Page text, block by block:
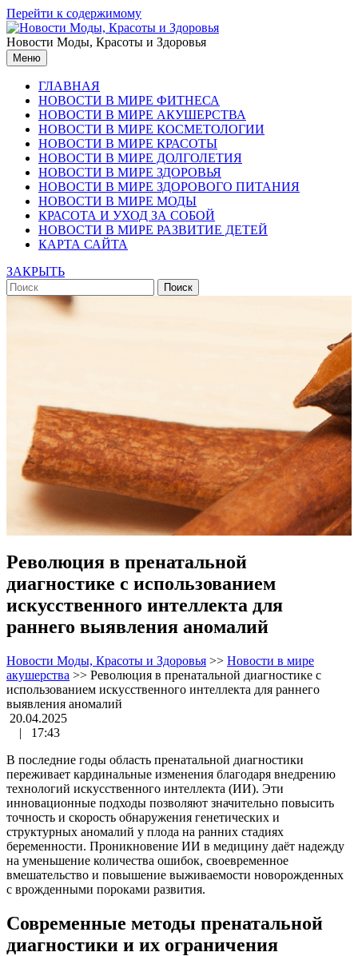
Перейти к содержимому
Новости Моды, Красоты и Здоровья
Меню
ГЛАВНАЯ
НОВОСТИ В МИРЕ ФИТНЕСА
НОВОСТИ В МИРЕ АКУШЕРСТВА
НОВОСТИ В МИРЕ КОСМЕТОЛОГИИ
НОВОСТИ В МИРЕ КРАСОТЫ
НОВОСТИ В МИРЕ ДОЛГОЛЕТИЯ
НОВОСТИ В МИРЕ ЗДОРОВЬЯ
НОВОСТИ В МИРЕ ЗДОРОВОГО ПИТАНИЯ
НОВОСТИ В МИРЕ МОДЫ
КРАСОТА И УХОД ЗА СОБОЙ
НОВОСТИ В МИРЕ РАЗВИТИЕ ДЕТЕЙ
КАРТА САЙТА
ЗАКРЫТЬ
Революция в пренатальной
диагностике с использованием
искусственного интеллекта для
раннего выявления аномалий
Новости Моды, Красоты и Здоровья >> Новости в мире
акушерства >> Революция в пренатальной диагностике с
использованием искусственного интеллекта для раннего
выявления аномалий
20.04.2025
|
17:43
В последние годы область пренатальной диагностики
переживает кардинальные изменения благодаря внедрению
технологий искусственного интеллекта (ИИ). Эти
инновационные подходы позволяют значительно повысить
точность и скорость обнаружения генетических и
структурных аномалий у плода на ранних стадиях
беременности. Проникновение ИИ в медицину даёт надежду
на уменьшение количества ошибок, своевременное
вмешательство и повышение выживаемости новорожденных
с врожденными пороками развития.
Современные методы пренатальной
диагностики и их ограничения